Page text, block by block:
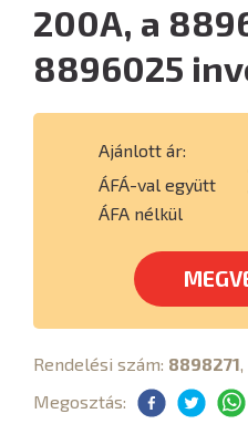
200A, a
8896025
Ajánlott ár:
ÁFÁ-val együtt
ÁFA nélkül
Rendelési szám: 8898271,
Megosztás: